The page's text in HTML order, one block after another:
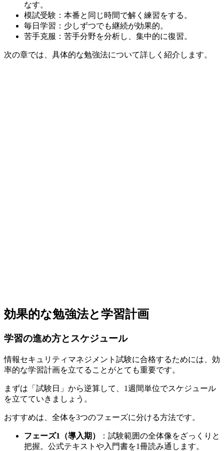
なす。
模試受験：本番と同じ時間で解く練習をする。
毎日学習：少しずつでも継続が効果的。
苦手克服：苦手分野を分析し、集中的に復習。
次の章では、具体的な勉強法について詳しく紹介します。
効果的な勉強法と学習計画
学習の進め方とスケジュール
情報セキュリティマネジメント試験に合格するためには、効
率的な学習計画を立てることがとても重要です。
まずは「試験日」から逆算して、1週間単位でスケジュール
を立てていきましょう。
おすすめは、全体を3つのフェーズに分ける方法です。
フェーズ1（導入期）
：試験範囲の全体像をざっくりと
把握。公式テキストや入門書を1冊読み通します。